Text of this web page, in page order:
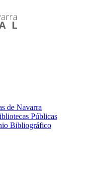
de Navarra
Públicas
Bibliográfico